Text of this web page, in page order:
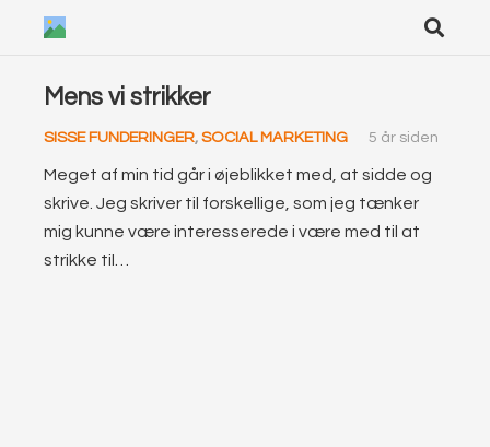
Mens vi strikker
SISSE FUNDERINGER, SOCIAL MARKETING 5 år siden
Meget af min tid går i øjeblikket med, at sidde og
skrive. Jeg skriver til forskellige, som jeg tænker
mig kunne være interesserede i være med til at
strikke til…